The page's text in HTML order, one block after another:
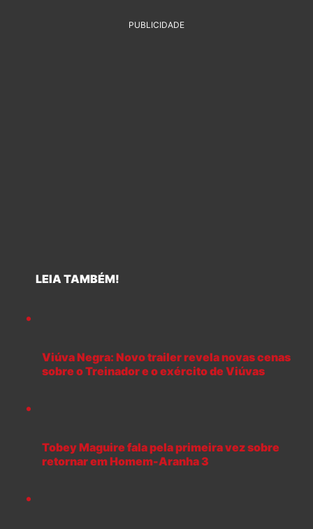
PUBLICIDADE
LEIA TAMBÉM!
Viúva Negra: Novo trailer revela novas cenas
sobre o Treinador e o exército de Viúvas
Tobey Maguire fala pela primeira vez sobre
retornar em Homem-Aranha 3